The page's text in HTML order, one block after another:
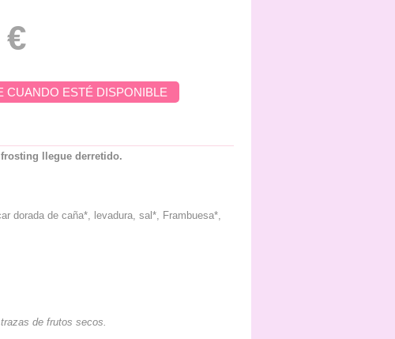
CUANDO ESTÉ DISPONIBLE
llegue derretido.
dorada de caña*, levadura, sal*, Frambuesa*,
de frutos secos.